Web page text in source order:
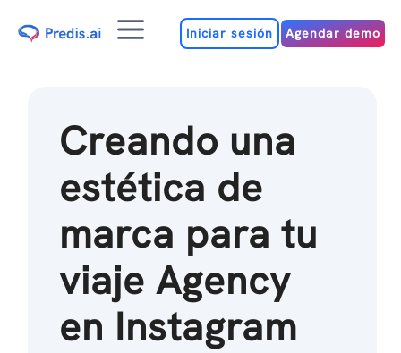
MenúIniciar sesión Agendar demo
Creando una
estética de
marca para tu
viaje Agency
en Instagram